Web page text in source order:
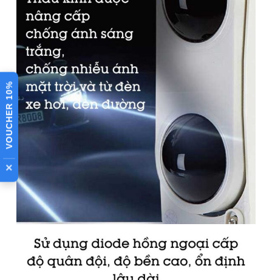
Bài viết đánh giá
Cảm biến hàng rào hồng
ngoại là gì?
Cảm biến hàng rào hồng ngoại làthiết bị chống trộm ngoài
Nhiệt độ
hoạt động
Vỏ hộp
Chất liệu Nhựa ABS
Điều chỉnh
góc xoay đa
hướng
Xoay ngang 180° (±90°); Xoay dọc 20°
±10°
VOUCHER 10%
×